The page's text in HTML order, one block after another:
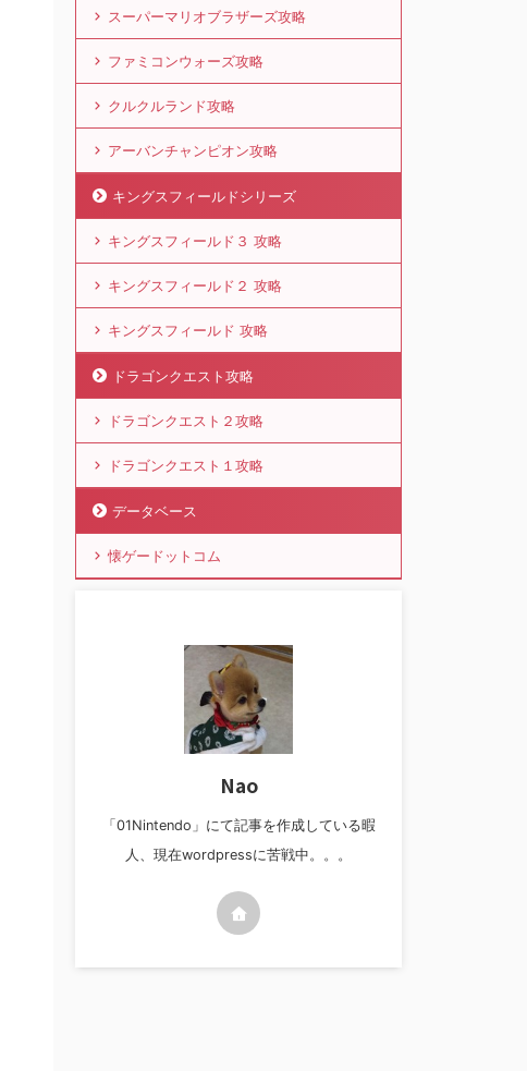
スーパーマリオブラザーズ攻略
ファミコンウォーズ攻略
クルクルランド攻略
アーバンチャンピオン攻略
キングスフィールドシリーズ
キングスフィールド３ 攻略
キングスフィールド２ 攻略
キングスフィールド 攻略
ドラゴンクエスト攻略
ドラゴンクエスト２攻略
ドラゴンクエスト１攻略
データベース
懐ゲードットコム
Nao
「01Nintendo」にて記事を作成している暇
人、現在wordpressに苦戦中。。。